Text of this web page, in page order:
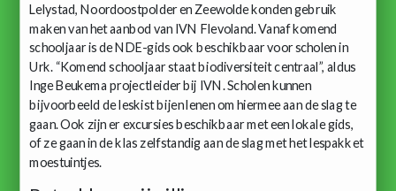
Lelystad, Noordoostpolder en Zeewolde konden gebruik
maken van het aanbod van IVN Flevoland. Vanaf komend
schooljaar is de NDE-gids ook beschikbaar voor scholen in
Urk. “Komend schooljaar staat biodiversiteit centraal”, aldus
Inge Beukema projectleider bij IVN. Scholen kunnen
bijvoorbeeld de leskist bijen lenen om hiermee aan de slag te
gaan. Ook zijn er excursies beschikbaar met een lokale gids,
of ze gaan in de klas zelfstandig aan de slag met het lespakket
moestuintjes.